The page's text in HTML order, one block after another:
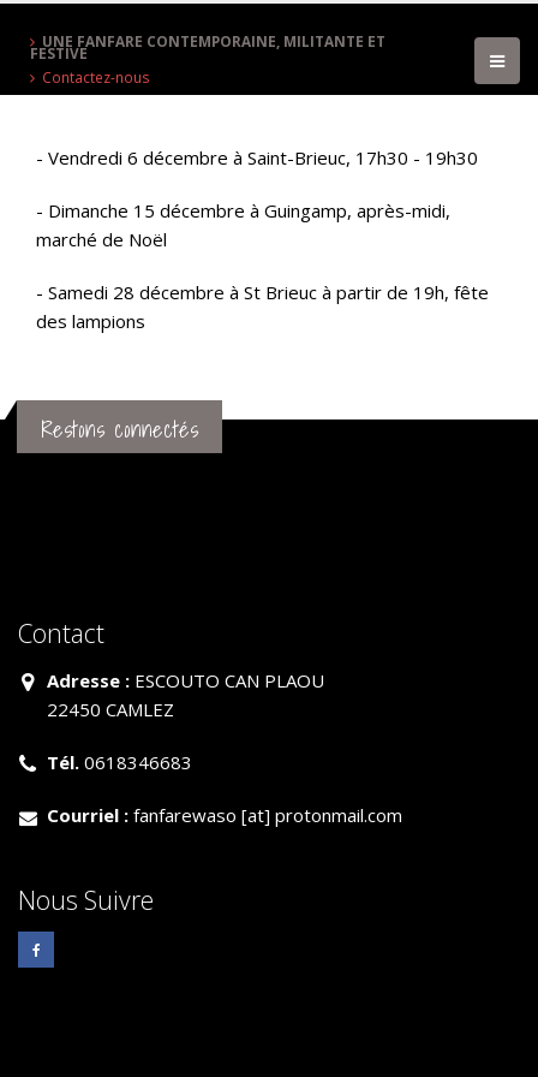
UNE FANFARE CONTEMPORAINE, MILITANTE ET
FESTIVE
Contactez-nous
- Vendredi 6 décembre à Saint-Brieuc, 17h30 - 19h30
- Dimanche 15 décembre à Guingamp, après-midi,
marché de Noël
- Samedi 28 décembre à St Brieuc à partir de 19h, fête
des lampions
Restons connectés
Contact
Adresse : ESCOUTO CAN PLAOU
22450 CAMLEZ
Tél. 0618346683
Courriel : fanfarewaso [at] protonmail.com
Nous Suivre